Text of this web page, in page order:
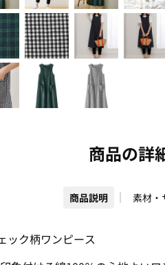
商品の詳
商品説明 素材・
ック柄ワンピース